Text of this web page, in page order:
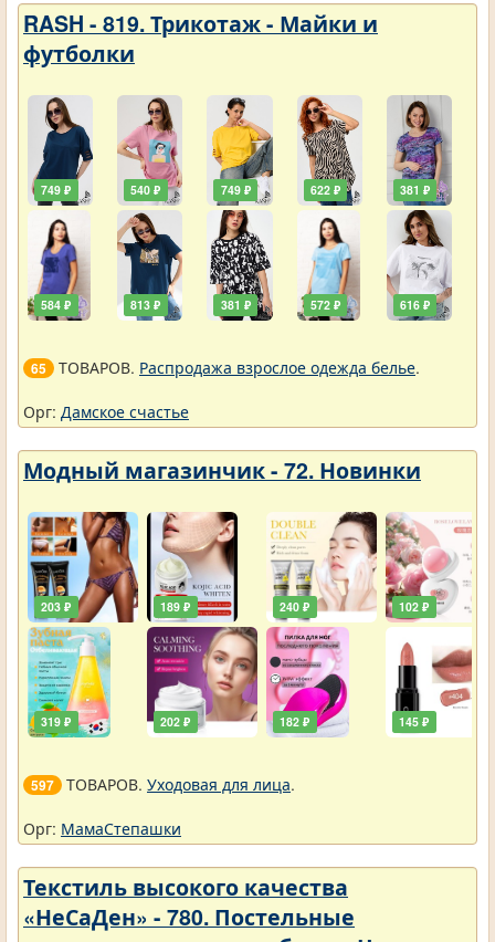
RASH - 819. Трикотаж - Майки и
футболки
749 ₽
584 ₽
540 ₽
813 ₽
749 ₽
381 ₽
622 ₽
572 ₽
381 ₽
616 ₽
65 ТОВАРОВ. Распродажа взрослое одежда белье.
Орг: Дамское счастье
Модный магазинчик - 72. Новинки
203 ₽
319 ₽
189 ₽
202 ₽
240 ₽
182 ₽
102 ₽
145 ₽
597 ТОВАРОВ. Уходовая для лица.
Орг: МамаСтепашки
Текстиль высокого качества
«НеСаДен» - 780. Постельные